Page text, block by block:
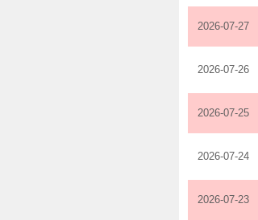
2026-07-27
2026-07-26
2026-07-25
2026-07-24
2026-07-23